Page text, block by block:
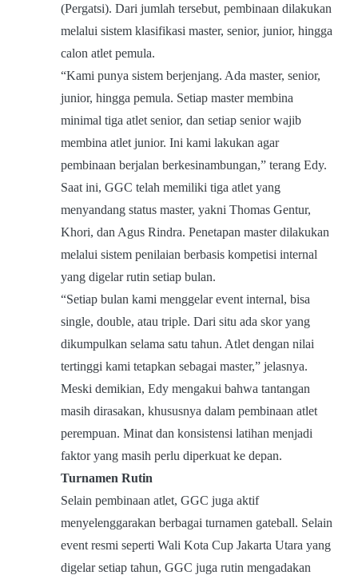
(Pergatsi). Dari jumlah tersebut, pembinaan dilakukan
melalui sistem klasifikasi master, senior, junior, hingga
calon atlet pemula.
“Kami punya sistem berjenjang. Ada master, senior,
junior, hingga pemula. Setiap master membina
minimal tiga atlet senior, dan setiap senior wajib
membina atlet junior. Ini kami lakukan agar
pembinaan berjalan berkesinambungan,” terang Edy.
Saat ini, GGC telah memiliki tiga atlet yang
menyandang status master, yakni Thomas Gentur,
Khori, dan Agus Rindra. Penetapan master dilakukan
melalui sistem penilaian berbasis kompetisi internal
yang digelar rutin setiap bulan.
“Setiap bulan kami menggelar event internal, bisa
single, double, atau triple. Dari situ ada skor yang
dikumpulkan selama satu tahun. Atlet dengan nilai
tertinggi kami tetapkan sebagai master,” jelasnya.
Meski demikian, Edy mengakui bahwa tantangan
masih dirasakan, khususnya dalam pembinaan atlet
perempuan. Minat dan konsistensi latihan menjadi
faktor yang masih perlu diperkuat ke depan.
Turnamen Rutin
Selain pembinaan atlet, GGC juga aktif
menyelenggarakan berbagai turnamen gateball. Selain
event resmi seperti Wali Kota Cup Jakarta Utara yang
digelar setiap tahun, GGC juga rutin mengadakan